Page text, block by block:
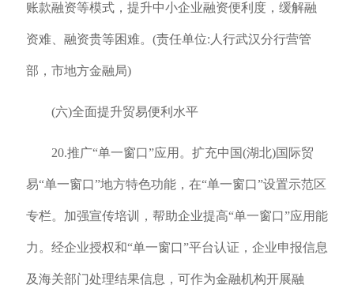
账款融资等模式，提升中小企业融资便利度，缓解融
资难、融资贵等困难。(责任单位:人行武汉分行营管
部，市地方金融局)
(六)全面提升贸易便利水平
20.推广“单一窗口”应用。扩充中国(湖北)国际贸
易“单一窗口”地方特色功能，在“单一窗口”设置示范区
专栏。加强宣传培训，帮助企业提高“单一窗口”应用能
力。经企业授权和“单一窗口”平台认证，企业申报信息
及海关部门处理结果信息，可作为金融机构开展融